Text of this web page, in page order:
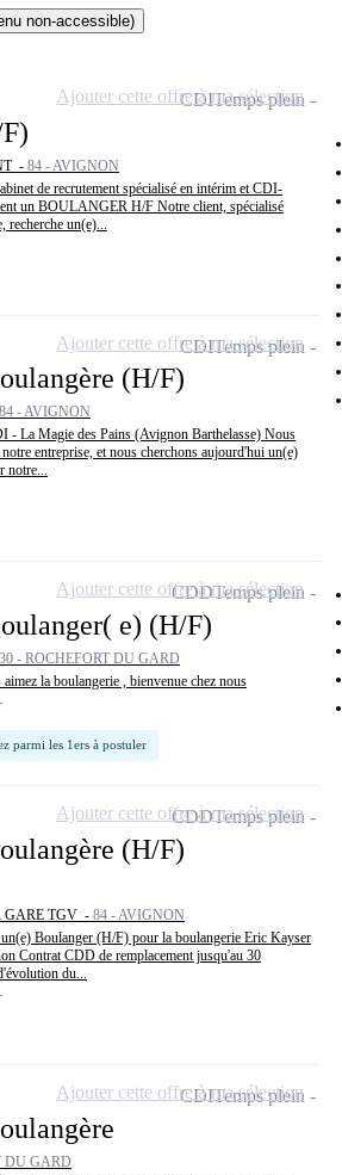
non-accessible)
- 84 - AVIGNON
de recrutement spécialisé en intérim et CDI-
un BOULANGER H/F Notre client, spécialisé
un(e)...
CDITemps plein
Ajouter cette offre à ma sélection
(H/F)
84 - AVIGNON
- La Magie des Pains (Avignon Barthelasse) Nous
entreprise, et nous cherchons aujourd'hui un(e)
notre...
CDITemps plein
Ajouter cette offre à ma sélection
e) (H/F)
30 - ROCHEFORT DU GARD
la boulangerie , bienvenue chez nous
parmi les 1ers à postuler
CDDTemps plein
Ajouter cette offre à ma sélection
(H/F)
GARE TGV - 84 - AVIGNON
Boulanger (H/F) pour la boulangerie Eric Kayser
Contrat CDD de remplacement jusqu'au 30
du...
CDDTemps plein
Ajouter cette offre à ma sélection
DU GARD
CDITemps plein
Ajouter cette offre à ma sélection